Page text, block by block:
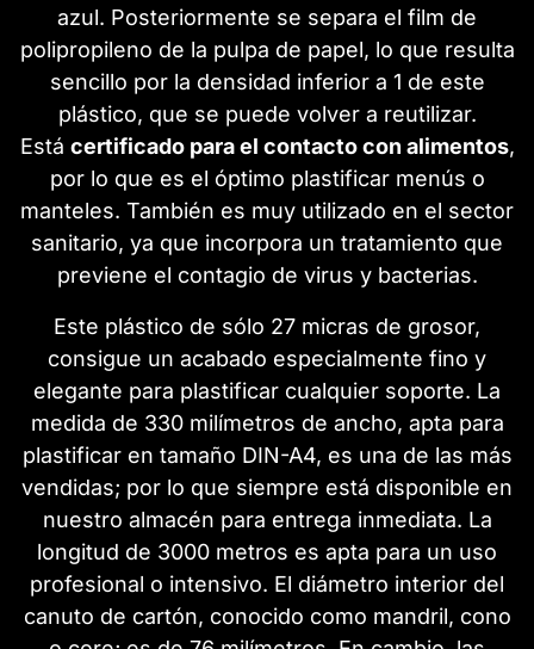
azul. Posteriormente se separa el film de
polipropileno de la pulpa de papel, lo que resulta
sencillo por la densidad inferior a 1 de este
plástico, que se puede volver a reutilizar.
Está certificado para el contacto con alimentos,
por lo que es el óptimo plastificar menús o
manteles. También es muy utilizado en el sector
sanitario, ya que incorpora un tratamiento que
previene el contagio de virus y bacterias.
Este plástico de sólo 27 micras de grosor,
consigue un acabado especialmente fino y
elegante para plastificar cualquier soporte. La
medida de 330 milímetros de ancho, apta para
plastificar en tamaño DIN-A4, es una de las más
vendidas; por lo que siempre está disponible en
nuestro almacén para entrega inmediata. La
longitud de 3000 metros es apta para un uso
profesional o intensivo. El diámetro interior del
canuto de cartón, conocido como mandril, cono